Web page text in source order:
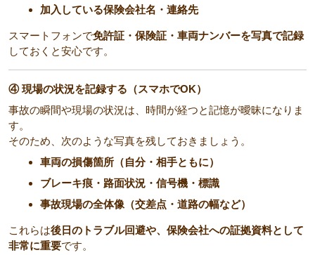
加入している保険会社名・連絡先
スマートフォンで免許証・保険証・車両ナンバーを写真で記録
しておくと安心です。
④ 現場の状況を記録する（スマホでOK）
事故の瞬間や現場の状況は、時間が経つと記憶が曖昧になりま
す。
そのため、次のような写真を残しておきましょう。
車両の損傷箇所（自分・相手ともに）
ブレーキ痕・路面状況・信号機・標識
事故現場の全体像（交差点・道路の幅など）
これらは後日のトラブル回避や、保険会社への証拠資料として
非常に重要です。